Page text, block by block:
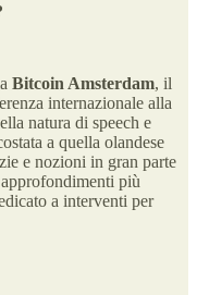
Bitcoin Amsterdam, il
internazionale alla
natura di speech e
a quella olandese
e nozioni in gran parte
più
a interventi per